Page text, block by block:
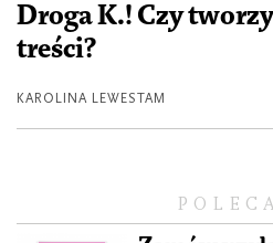
Droga K.! Czy
treści?
KAROLINA LEWESTAM